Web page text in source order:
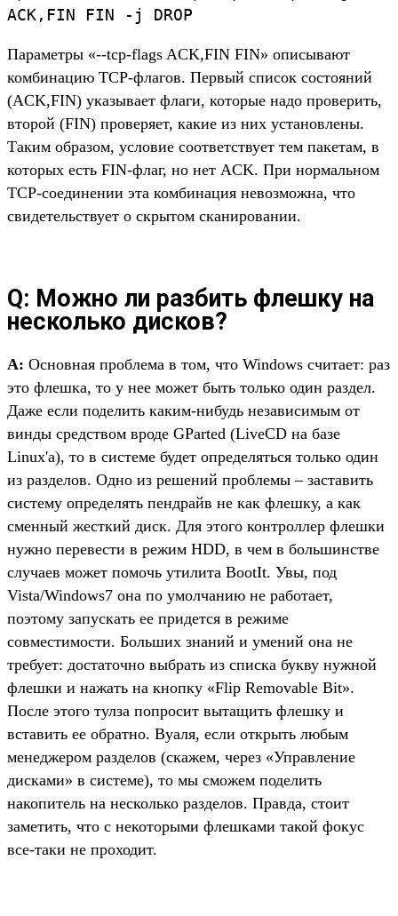
ACK,FIN FIN -j DROP
Параметры «--tcp-flags ACK,FIN FIN» описывают
комбинацию TCP-флагов. Первый список состояний
(ACK,FIN) указывает флаги, которые надо проверить,
второй (FIN) проверяет, какие из них установлены.
Таким образом, условие соответствует тем пакетам, в
которых есть FIN-флаг, но нет ACK. При нормальном
TCP-соединении эта комбинация невозможна, что
свидетельствует о скрытом сканировании.
Q: Можно ли разбить флешку на
несколько дисков?
A: Основная проблема в том, что Windows считает: раз
это флешка, то у нее может быть только один раздел.
Даже если поделить каким-нибудь независимым от
винды средством вроде GParted (LiveCD на базе
Linux'а), то в системе будет определяться только один
из разделов. Одно из решений проблемы – заставить
систему определять пендрайв не как флешку, а как
сменный жесткий диск. Для этого контроллер флешки
нужно перевести в режим HDD, в чем в большинстве
случаев может помочь утилита BootIt. Увы, под
Vista/Windows7 она по умолчанию не работает,
поэтому запускать ее придется в режиме
совместимости. Больших знаний и умений она не
требует: достаточно выбрать из списка букву нужной
флешки и нажать на кнопку «Flip Removable Bit».
После этого тулза попросит вытащить флешку и
вставить ее обратно. Вуаля, если открыть любым
менеджером разделов (скажем, через «Управление
дисками» в системе), то мы сможем поделить
накопитель на несколько разделов. Правда, стоит
заметить, что с некоторыми флешками такой фокус
все-таки не проходит.